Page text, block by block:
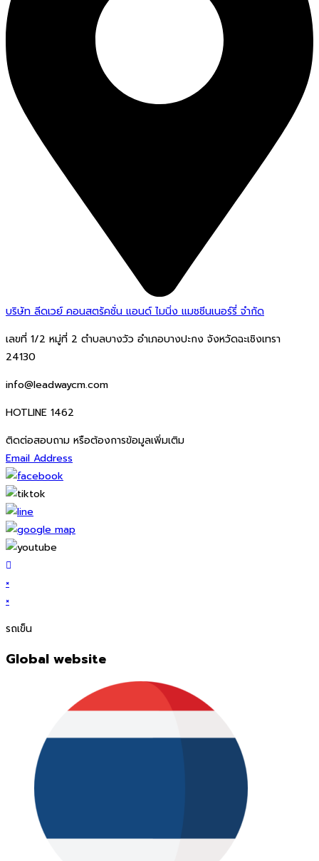
บริษัท ลีดเวย์ คอนสตรัคชั่น แอนด์ ไมนิ่ง แมชชีนเนอร์รี่ จำกัด
เลขที่ 1/2 หมู่ที่ 2 ตำบลบางวัว อำเภอบางปะกง จังหวัดฉะเชิงเทรา
24130
info@leadwaycm.com
HOTLINE 1462
ติดต่อสอบถาม หรือต้องการข้อมูลเพิ่มเติม
Email Address
×
×
รถเข็น
Global website